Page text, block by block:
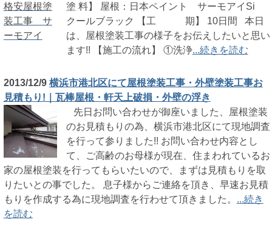
塗 料】 屋根：日本ペイント サーモアイSi
クールブラック 【工 期】 10日間 本日
は、屋根塗装工事の様子をお伝えしたいと思い
ます!! 【施工の流れ】 ①洗浄...続きを読む
2013/12/9 横浜市港北区にて屋根塗装工事・外壁塗装工事お
見積もり!｜瓦棒屋根・軒天上破損・外壁の浮き
先日お問い合わせが御座いました、屋根塗装
のお見積もりの為、横浜市港北区にて現地調査
を行って参りました!! お問い合わせ内容とし
て、ご高齢のお母様が現在、住まわれているお
家の屋根塗装を行ってもらいたいので、まずは見積もりを取
りたいとの事でした。 息子様からご連絡を頂き、早速お見積
もりを作成する為に現地調査を行わせて頂きました。 ...続き
を読む